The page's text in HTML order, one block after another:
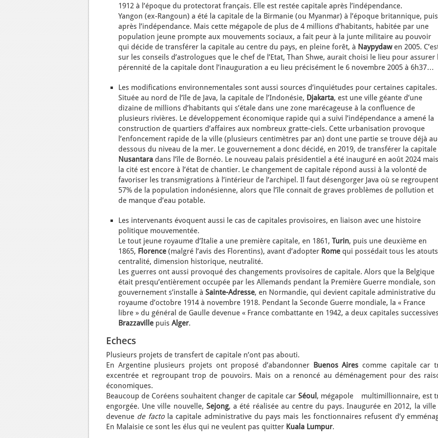
1912 à l’époque du protectorat français. Elle est restée capitale après l’indépendance.
Yangon (ex-Rangoun) a été la capitale de la Birmanie (ou Myanmar) à l’époque britannique, puis
après l’indépendance. Mais cette mégapole de plus de 4 millions d’habitants, habitée par une
population jeune prompte aux mouvements sociaux, a fait peur à la junte militaire au pouvoir
qui décide de transférer la capitale au centre du pays, en pleine forêt, à Naypydawen 2005.
sur les conseils d’astrologues que le chef de l’Etat, Than Shwe, aurait choisi le lieu pour assurer
pérennité de la capitale dont l’inauguration a eu lieu précisément le 6 novembre 2005 à 6h37…
Les modifications environnementales sont aussi sources d’inquiétudes pour certaines capitales.
Située au nord de l’île de Java, la capitale de l’Indonésie, Djakarta, est une ville géante d’une
dizaine de millions d’habitants qui s’étale dans une zone marécageuse à la confluence de
plusieurs rivières. Le développement économique rapide qui a suivi l’indépendance a amené la
construction de quartiers d’affaires aux nombreux gratte-ciels. Cette urbanisation provoque
l’enfoncement rapide de la ville (plusieurs centimètres par an) dont une partie se trouve déjà
dessous du niveau de la mer. Le gouvernement a donc décidé, en 2019, de transférer la capitale
Nusantara dans l’île de Bornéo. Le nouveau palais présidentiel a été inauguré en août 2024 mais
la cité est encore à l’état de chantier. Le changement de capitale répond aussi à la volonté de
favoriser les transmigrations à l’intérieur de l’archipel. Il faut désengorger Java où se regroupent
57% de la population indonésienne, alors que l’île connait de graves problèmes de pollution et
de manque d’eau potable.
Les intervenants évoquent aussi le cas de capitales provisoires, en liaison avec une histoire
politique mouvementée.
Le tout jeune royaume d’Italie a une première capitale, en 1861, Turin, puis une deuxième en
1865, Florence (malgré l’avis des Florentins), avant d’adopter Rome qui possédait tous les
centralité, dimension historique, neutralité.
Les guerres ont aussi provoqué des changements provisoires de capitale. Alors que la Belgique
était presqu’entièrement occupée par les Allemands pendant la Première Guerre mondiale, son
gouvernement s’installe à Sainte-Adresse, en Normandie, qui devient capitale administrative du
royaume d’octobre 1914 à novembre 1918. Pendant la Seconde Guerre mondiale, la « France
libre » du général de Gaulle devenue « France combattante en 1942, a deux capitales
Brazzaville puis Alger.
Echecs
Plusieurs projets de transfert de capitale n’ont pas abouti.
En Argentine plusieurs projets ont proposé d’abandonner Buenos Aires comme capitale car
excentrée et regroupant trop de pouvoirs. Mais on a renoncé au déménagement pour des
économiques.
Beaucoup de Coréens souhaitent changer de capitale car Séoul , mégapole multimillionnaire, est
engorgée. Une ville nouvelle, Sejong, a été réalisée au centre du pays. Inaugurée en 2012, la ville
devenue de facto la capitale administrative du pays mais les fonctionnaires refusent d’y
En Malaisie ce sont les élus qui ne veulent pas quitter Kuala Lumpur.